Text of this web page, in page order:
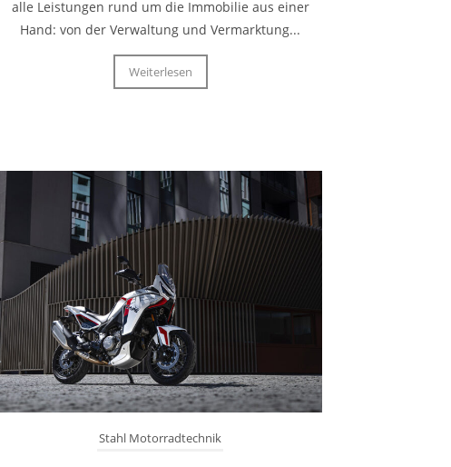
alle Leistungen rund um die Immobilie aus einer
Hand: von der Verwaltung und Vermarktung...
Weiterlesen
Stahl Motorradtechnik